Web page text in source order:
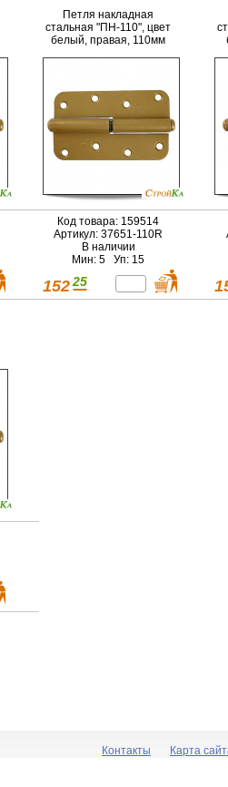
Петля накладная
стальная "ПН-110", цвет
белый, правая, 110мм
Код товара: 159514
Артикул: 37651-110R
В наличии
Мин: 5 Уп: 15
152 25
Контакты Карта